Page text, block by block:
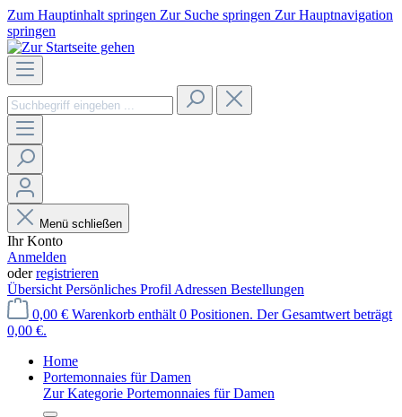
Zum Hauptinhalt springen Zur Suche springen Zur Hauptnavigation
springen
Menü schließen
Ihr Konto
Anmelden
oderregistrieren
Übersicht Persönliches Profil Adressen Bestellungen
0,00 € Warenkorb enthält 0 Positionen. Der Gesamtwert beträgt
0,00 €.
Home
Portemonnaies für Damen
Zur Kategorie Portemonnaies für Damen